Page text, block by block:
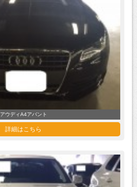
アウディA4アバント
詳細はこちら